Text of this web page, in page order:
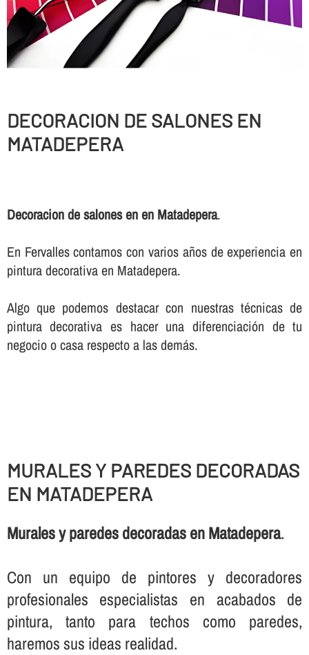
DECORACION DE SALONES EN
MATADEPERA
Decoracion de salones en en Matadepera.
En Fervalles contamos con varios años de experiencia en
pintura decorativa en Matadepera.
Algo que podemos destacar con nuestras técnicas de
pintura decorativa es hacer una diferenciación de tu
negocio o casa respecto a las demás.
MURALES Y PAREDES DECORADAS
EN MATADEPERA
Murales y paredes decoradas en Matadepera.
Con un equipo de pintores y decoradores
profesionales especialistas en acabados de
pintura, tanto para techos como paredes,
haremos sus ideas realidad.